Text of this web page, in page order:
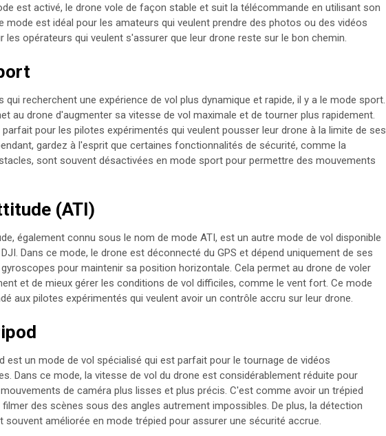
est activé, le drone vole de façon stable et suit la télécommande en utilisant son
mode est idéal pour les amateurs qui veulent prendre des photos ou des vidéos
les opérateurs qui veulent s'assurer que leur drone reste sur le bon chemin.
qui recherchent une expérience de vol plus dynamique et rapide, il y a le mode sport.
au drone d'augmenter sa vitesse de vol maximale et de tourner plus rapidement.
pour les pilotes expérimentés qui veulent pousser leur drone à la limite de ses
gardez à l'esprit que certaines fonctionnalités de sécurité, comme la
sont souvent désactivées en mode sport pour permettre des mouvements
(ATI)
également connu sous le nom de mode ATI, est un autre mode de vol disponible
Dans ce mode, le drone est déconnecté du GPS et dépend uniquement de ses
pour maintenir sa position horizontale. Cela permet au drone de voler
et de mieux gérer les conditions de vol difficiles, comme le vent fort. Ce mode
aux pilotes expérimentés qui veulent avoir un contrôle accru sur leur drone.
est un mode de vol spécialisé qui est parfait pour le tournage de vidéos
Dans ce mode, la vitesse de vol du drone est considérablement réduite pour
de caméra plus lisses et plus précis. C'est comme avoir un trépied
des scènes sous des angles autrement impossibles. De plus, la détection
souvent améliorée en mode trépied pour assurer une sécurité accrue.